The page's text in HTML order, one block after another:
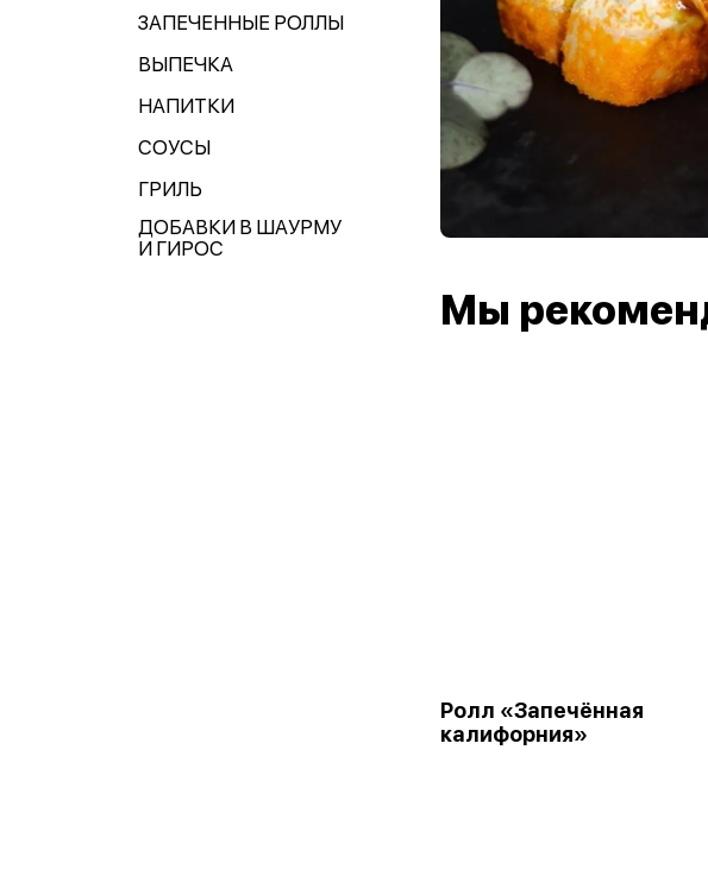
ЗАПЕЧЕННЫЕ РОЛЛЫ
ВЫПЕЧКА
НАПИТКИ
СОУСЫ
ГРИЛЬ
ДОБАВКИ В ШАУРМУ
И ГИРОС
Мы
Ролл «Запечённая
калифорния»